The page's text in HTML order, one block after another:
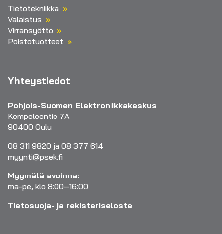
Tietotekniikka
Valaistus
Virransyöttö
Poistotuotteet
Yhteystiedot
Pohjois-Suomen Elektroniikkakeskus
Kempeleentie 7A
90400 Oulu
08 311 9820 ja 08 377 614
myynti@psek.fi
Myymälä avoinna:
ma-pe, klo 8:00–16:00
Tietosuoja- ja rekisteriseloste